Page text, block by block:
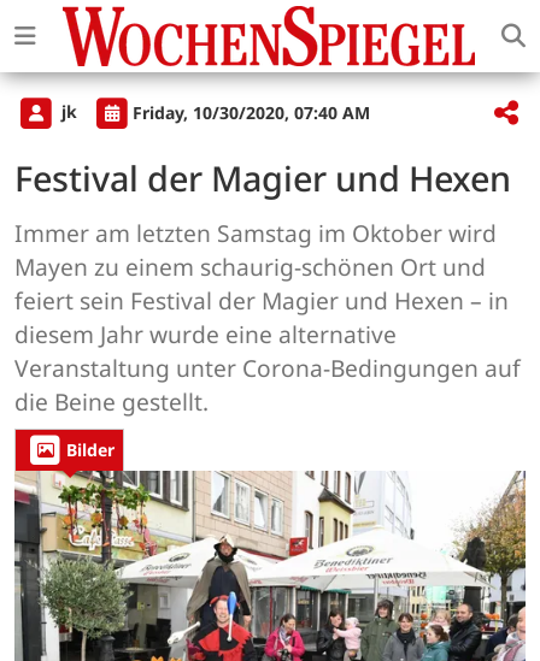
jk Friday, 10/30/2020, 07:40 AM
Festival der Magier und Hexen
Immer am letzten Samstag im Oktober wird
Mayen zu einem schaurig-schönen Ort und
feiert sein Festival der Magier und Hexen – in
diesem Jahr wurde eine alternative
Veranstaltung unter Corona-Bedingungen auf
die Beine gestellt.
Bilder